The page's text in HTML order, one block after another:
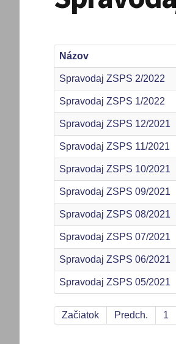
Názov
Spravodaj ZSPS 2/2022
Spravodaj ZSPS 1/2022
Spravodaj ZSPS 12/2021
Spravodaj ZSPS 11/2021
Spravodaj ZSPS 10/2021
Spravodaj ZSPS 09/2021
Spravodaj ZSPS 08/2021
Spravodaj ZSPS 07/2021
Spravodaj ZSPS 06/2021
Spravodaj ZSPS 05/2021
Začiatok Predch. 1